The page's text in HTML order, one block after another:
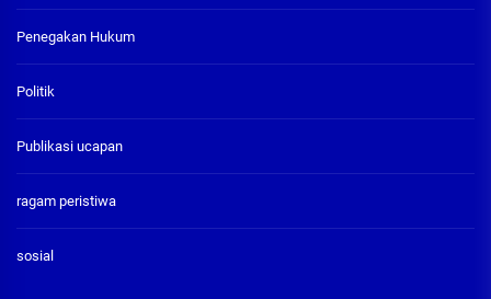
Penegakan Hukum
Politik
Publikasi ucapan
ragam peristiwa
sosial